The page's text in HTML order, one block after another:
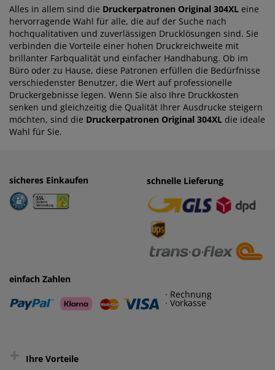
Alles in allem sind die Druckerpatronen Original 304XL eine
hervorragende Wahl für alle, die auf der Suche nach
hochqualitativen und zuverlässigen Drucklösungen sind. Sie
verbinden die Vorteile einer hohen Druckreichweite mit
brillanter Farbqualität und einfacher Handhabung. Ob im
Büro oder zu Hause, diese Patronen erfüllen die Bedürfnisse
verschiedenster Benutzer, die Wert auf professionelle
Druckergebnisse legen. Wenn Sie also Ihre Druckkosten
senken und gleichzeitig die Qualität Ihrer Ausdrucke steigern
möchten, sind die Druckerpatronen Original 304XL die ideale
Wahl für Sie.
sicheres Einkaufen einfaches Zahlen
· Rechnung
· Vorkasse
schnelle Lieferung
einfach Zahlen
· Rechnung
· Vorkasse
+ Ihre Vorteile